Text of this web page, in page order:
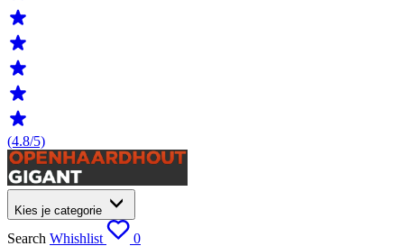
(4.8/5)
Kies je categorie
Search Whishlist 0